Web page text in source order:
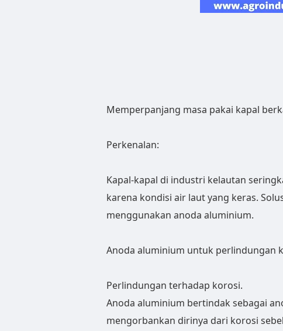
Memperpanjang masa pakai kapal
Perkenalan:
Kapal-kapal di industri kelautan
karena kondisi air laut yang keras.
menggunakan anoda aluminium.
Anoda aluminium untuk perlindungan
Perlindungan terhadap korosi.
Anoda aluminium bertindak sebagai
mengorbankan dirinya dari korosi